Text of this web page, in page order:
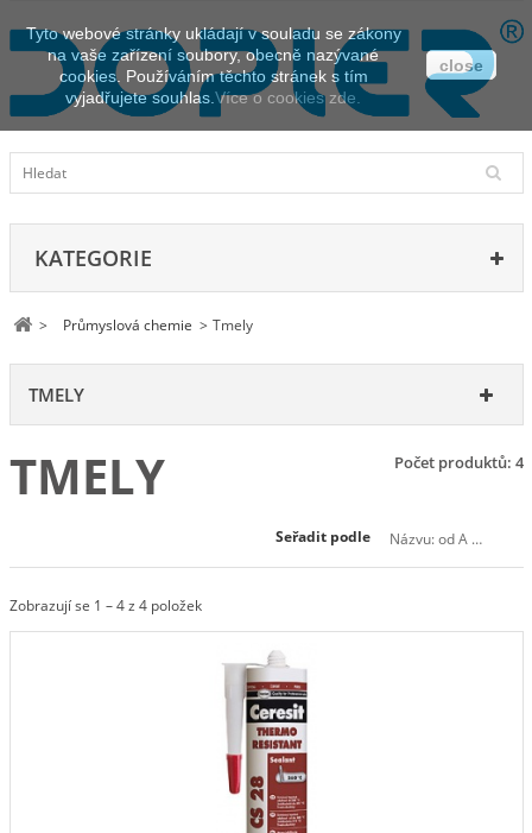
KATEGORIE
> Průmyslová chemie > Tmely
TMELY
TMELY Počet produktů: 4
Seřadit podle Názvu: od A do Z
Zobrazují se 1 – 4 z 4 položek
Tyto webové stránky ukládají v souladu se zákony
na vaše zařízení soubory, obecně nazývané
cookies. Používáním těchto stránek s tím
vyjadřujete souhlas. Více o cookies zde.
close